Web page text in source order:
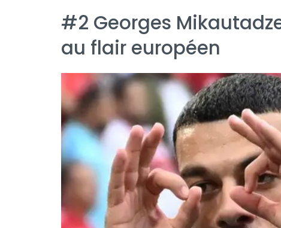
#2 Georges
au flair européen